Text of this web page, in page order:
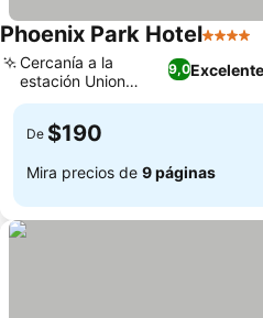
Phoenix Park Hotel4
9,0Excelente
Cercanía a la
estación Union
Station
De $190
Mira precios de 9 páginas